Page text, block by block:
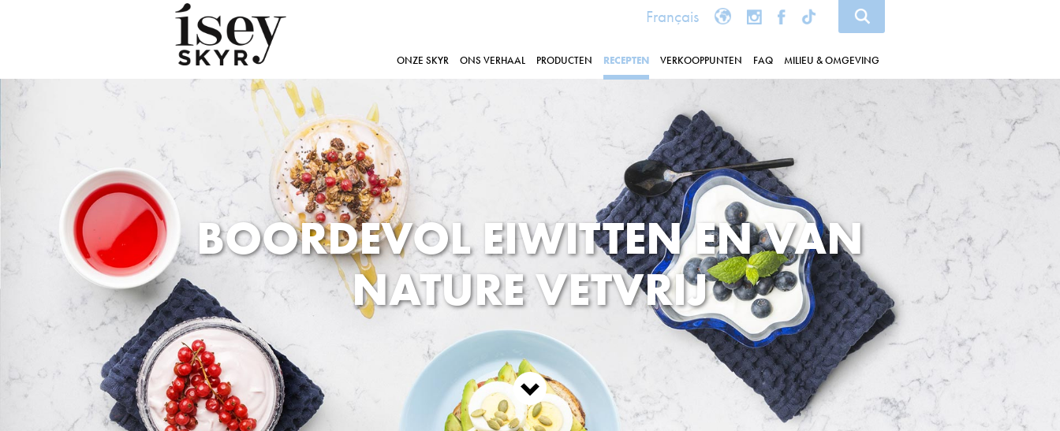
Français
ONZE SKYR ONS VERHAAL PRODUCTEN RECEPTEN VERKOOPPUNTEN FAQ MILIEU & OMGEVING
BOORDEVOL EIWITTEN EN VAN
NATURE VETVRIJ